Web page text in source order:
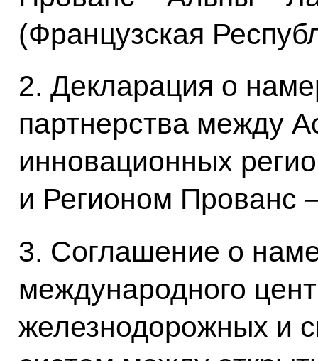
(Французская
2. Декларация о
партнерства между
инновационных
и Регионом Прованс
3. Соглашение о
международного
железнодорожных и